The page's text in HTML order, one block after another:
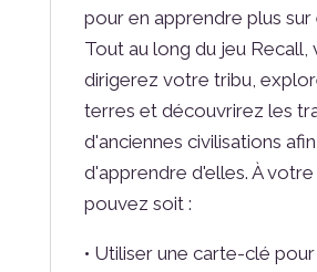
pour en apprendre plus sur
Tout au long du jeu Recall,
dirigerez votre tribu,
terres et découvrirez les
d'anciennes civilisations afin
d'apprendre d'elles. À
pouvez soit :
• Utiliser une carte-clé